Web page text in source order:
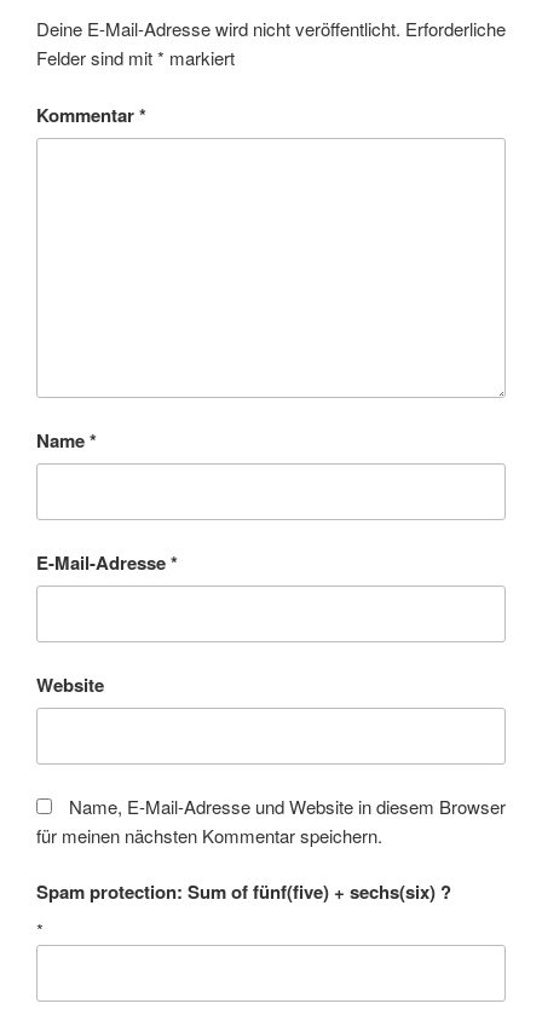
Deine E-Mail-Adresse wird nicht veröffentlicht. Erforderliche
Felder sind mit* markiert
Kommentar*
Name*
E-Mail-Adresse*
Website
Name, E-Mail-Adresse und Website in diesem Browser
für meinen nächsten Kommentar speichern.
Spam protection: Sum of fünf(five) + sechs(six) ?
*